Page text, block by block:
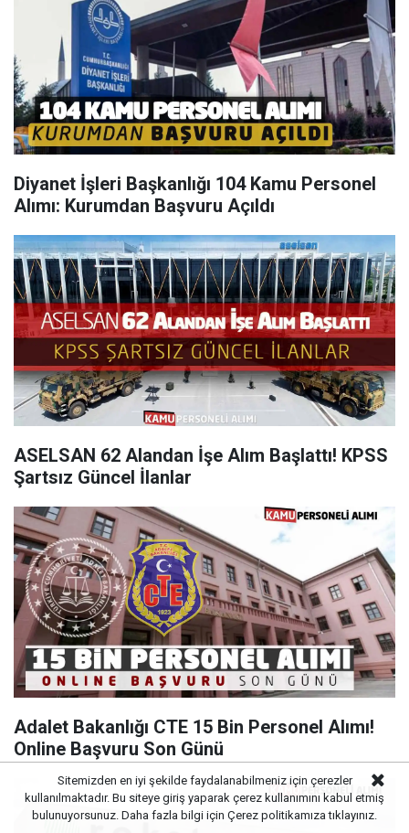
Diyanet İşleri Başkanlığı 104 Kamu Personel
Alımı: Kurumdan Başvuru Açıldı
ASELSAN 62 Alandan İşe Alım Başlattı! KPSS
Şartsız Güncel İlanlar
Adalet Bakanlığı CTE 15 Bin Personel Alımı!
Online Başvuru Son Günü
Sitemizden en iyi şekilde faydalanabilmeniz için çerezler
kullanılmaktadır. Bu siteye giriş yaparak çerez kullanımını kabul etmiş
bulunuyorsunuz. Daha fazla bilgi için Çerez politikamıza tıklayınız.